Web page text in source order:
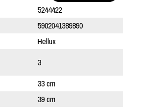
5244422
5902041389890
Hellux
3
33 cm
39 cm